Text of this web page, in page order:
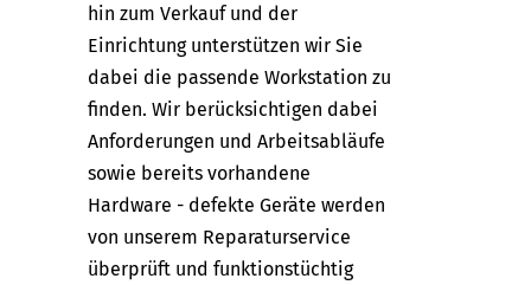
hin zum Verkauf und der
Einrichtung unterstützen wir Sie
dabei die passende Workstation zu
finden. Wir berücksichtigen dabei
Anforderungen und Arbeitsabläufe
sowie bereits vorhandene
Hardware - defekte Geräte werden
von unserem Reparaturservice
überprüft und funktionstüchtig